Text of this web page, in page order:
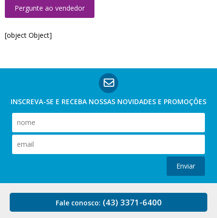
Pergunte ao vendedor
[object Object]
INSCREVA-SE E RECEBA NOSSAS NOVIDADES E PROMOÇÕES
Enviar
Fale conosco: (43) 3371-6400